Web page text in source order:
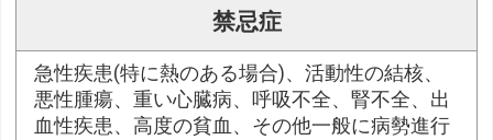
禁忌症
急性疾患(特に熱のある場合)、活動性の結核、
悪性腫瘍、重い心臓病、呼吸不全、腎不全、出
血性疾患、高度の貧血、その他一般に病勢進行